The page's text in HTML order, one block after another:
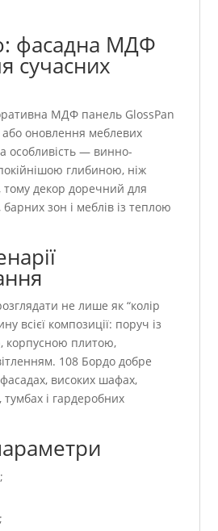
фасадна МДФ
сучасних
МДФ панель GlossPan
оновлення меблевих
особливість — винно-
глибиною, ніж
декор доречний для
зон і меблів із теплою
не лише як “колір
всієї композиції: поруч із
корпусною плитою,
108 Бордо добре
високих шафах,
і гардеробних